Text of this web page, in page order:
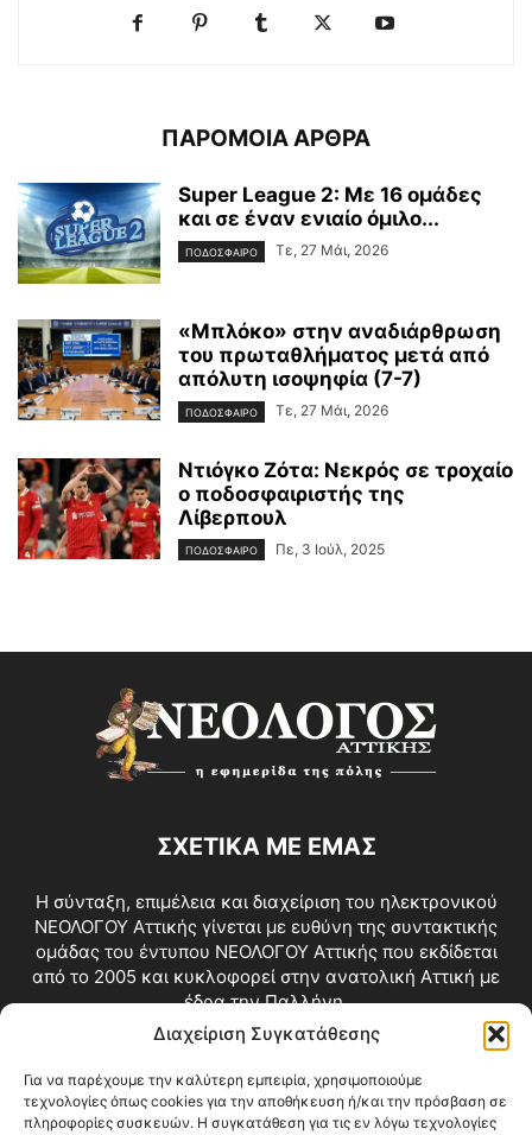
Διαχείριση Συγκατάθεσης
Για να παρέχουμε την καλύτερη εμπειρία, χρησιμοποιούμε
τεχνολογίες όπως cookies για την αποθήκευση ή/και την πρόσβαση σε
πληροφορίες συσκευών. Η συγκατάθεση για τις εν λόγω τεχνολογίες
ΠΑΡΟΜΟΙΑ ΑΡΘΡΑ
Super League 2: Με 16 ομάδες
και σε έναν ενιαίο όμιλο...
ΠΟΔΟΣΦΑΙΡΟ Τε, 27 Μάι, 2026
«Μπλόκο» στην αναδιάρθρωση
του πρωταθλήματος μετά από
απόλυτη ισοψηφία (7-7)
ΠΟΔΟΣΦΑΙΡΟ Τε, 27 Μάι, 2026
Ντιόγκο Ζότα: Νεκρός σε τροχαίο
ο ποδοσφαιριστής της
Λίβερπουλ
ΠΟΔΟΣΦΑΙΡΟ Πε, 3 Ιούλ, 2025
ΣΧΕΤΙΚΑ ΜΕ ΕΜΑΣ
Η σύνταξη, επιμέλεια και διαχείριση του ηλεκτρονικού
ΝΕΟΛΟΓΟΥ Αττικής γίνεται με ευθύνη της συντακτικής
ομάδας του έντυπου ΝΕΟΛΟΓΟΥ Αττικής που εκδίδεται
από το 2005 και κυκλοφορεί στην ανατολική Αττική με
έδρα την Παλλήνη.
Επικοινωνία:info@neologosattikis.gr
ΑΚΟΛΟΥΘΗΣΕ ΜΑΣ